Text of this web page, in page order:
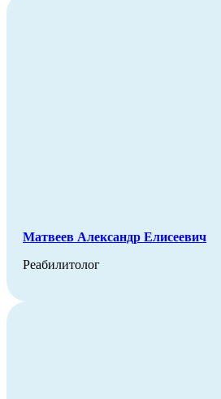
Матвеев Александр Елисеевич
Реабилитолог